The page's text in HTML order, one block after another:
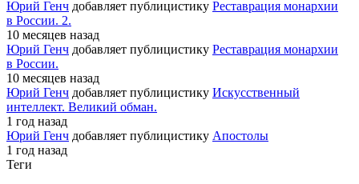
Юрий Генч добавляет публицистику Реставрация монархии
в России. 2.
10 месяцев назад
Юрий Генч добавляет публицистику Реставрация монархии
в России.
10 месяцев назад
Юрий Генч добавляет публицистику Искусственный
интеллект. Великий обман.
1 год назад
Юрий Генч добавляет публицистику Апостолы
1 год назад
Теги